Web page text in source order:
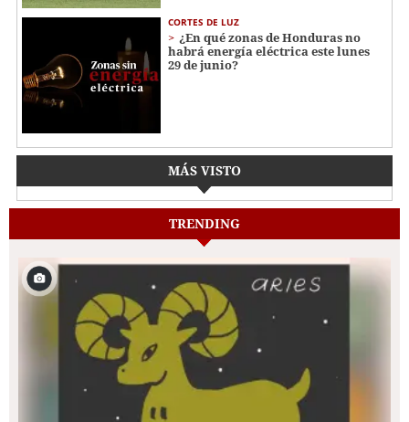
CORTES DE LUZ
¿En qué zonas de Honduras no
habrá energía eléctrica este lunes
29 de junio?
MÁS VISTO
TRENDING